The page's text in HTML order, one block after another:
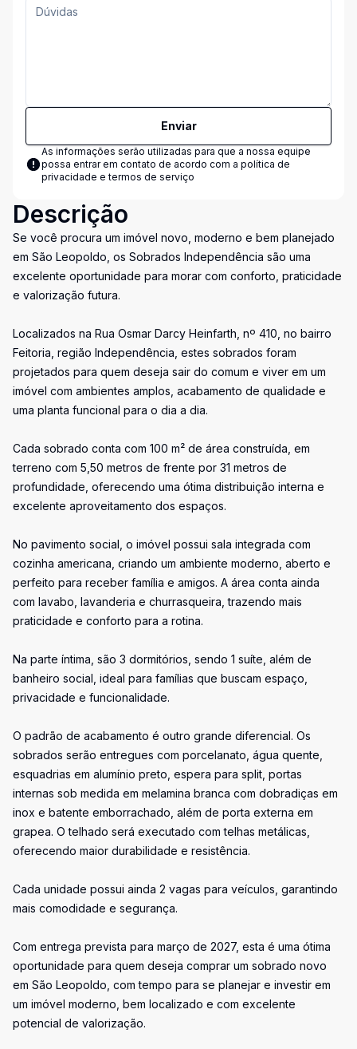
Enviar
As informações serão utilizadas para que a nossa equipe
possa entrar em contato de acordo com a política de
privacidade e termos de serviço
Descrição
Se você procura um imóvel novo, moderno e bem planejado
em São Leopoldo, os Sobrados Independência são uma
excelente oportunidade para morar com conforto, praticidade
e valorização futura.
Localizados na Rua Osmar Darcy Heinfarth, nº 410, no bairro
Feitoria, região Independência, estes sobrados foram
projetados para quem deseja sair do comum e viver em um
imóvel com ambientes amplos, acabamento de qualidade e
uma planta funcional para o dia a dia.
Cada sobrado conta com 100 m² de área construída, em
terreno com 5,50 metros de frente por 31 metros de
profundidade, oferecendo uma ótima distribuição interna e
excelente aproveitamento dos espaços.
No pavimento social, o imóvel possui sala integrada com
cozinha americana, criando um ambiente moderno, aberto e
perfeito para receber família e amigos. A área conta ainda
com lavabo, lavanderia e churrasqueira, trazendo mais
praticidade e conforto para a rotina.
Na parte íntima, são 3 dormitórios, sendo 1 suíte, além de
banheiro social, ideal para famílias que buscam espaço,
privacidade e funcionalidade.
O padrão de acabamento é outro grande diferencial. Os
sobrados serão entregues com porcelanato, água quente,
esquadrias em alumínio preto, espera para split, portas
internas sob medida em melamina branca com dobradiças em
inox e batente emborrachado, além de porta externa em
grapea. O telhado será executado com telhas metálicas,
oferecendo maior durabilidade e resistência.
Cada unidade possui ainda 2 vagas para veículos, garantindo
mais comodidade e segurança.
Com entrega prevista para março de 2027, esta é uma ótima
oportunidade para quem deseja comprar um sobrado novo
em São Leopoldo, com tempo para se planejar e investir em
um imóvel moderno, bem localizado e com excelente
potencial de valorização.